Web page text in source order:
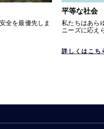
全を最優先しま
平等な社会
私たちはあら
ニーズに応え
詳しくはこち